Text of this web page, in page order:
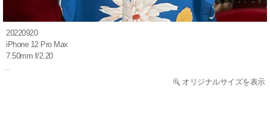
20220920
iPhone 12 Pro Max
7.50mm f/2.20
オリジナルサイズを表示